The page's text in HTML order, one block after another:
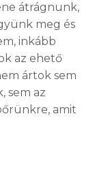
átrágnunk,
meg és
inkább
az ehető
ártok sem
sem az
amit